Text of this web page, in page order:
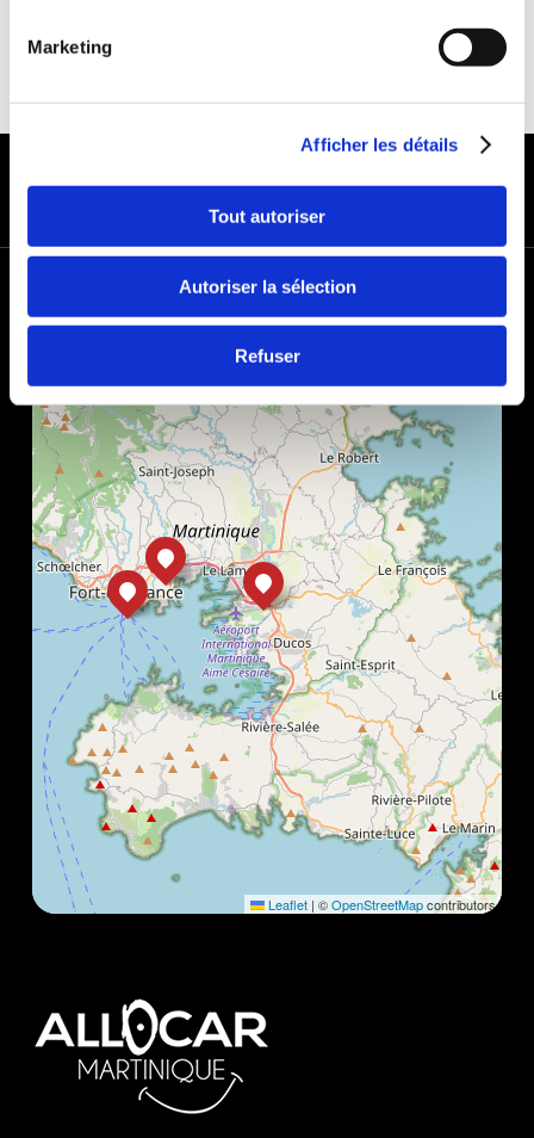
Marketing
Afficher les détails
Tout autoriser
Autoriser la sélection
Refuser
MODES DE PAIEMENT
−
Leaflet | ©OpenStreetMapcontributors